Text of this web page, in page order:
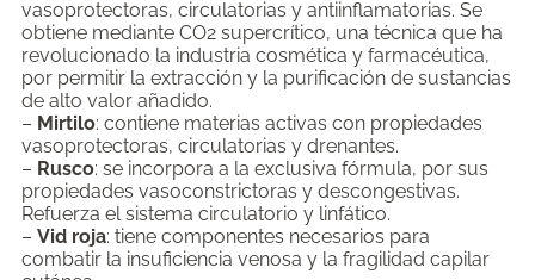
vasoprotectoras, circulatorias y antiinflamatorias. Se
obtiene mediante CO2 supercrítico, una técnica que ha
revolucionado la industria cosmética y farmacéutica,
por permitir la extracción y la purificación de sustancias
de alto valor añadido.
– Mirtilo: contiene materias activas con propiedades
vasoprotectoras, circulatorias y drenantes.
– Rusco: se incorpora a la exclusiva fórmula, por sus
propiedades vasoconstrictoras y descongestivas.
Refuerza el sistema circulatorio y linfático.
–Vid roja: tiene componentes necesarios para
combatir la insuficiencia venosa y la fragilidad capilar